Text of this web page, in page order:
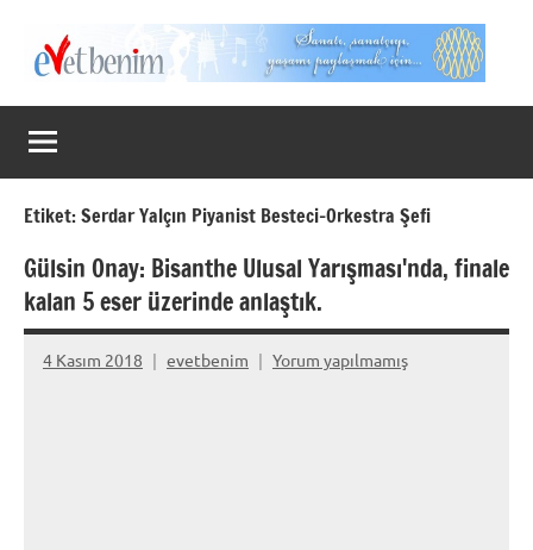
Evet
Benim
Etiket:Serdar Yalçın Piyanist Besteci-Orkestra Şefi
Gülsin Onay: Bisanthe Ulusal Yarışması'nda, finale
kalan 5 eser üzerinde anlaştık.
4 Kasım 2018 evetbenim Yorum yapılmamış